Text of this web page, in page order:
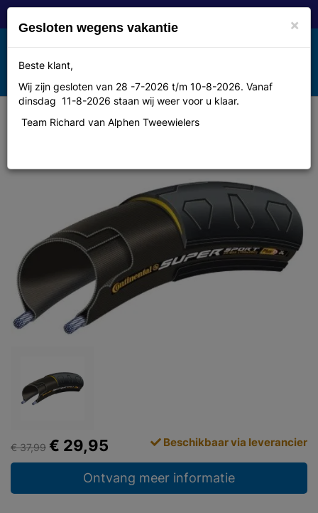
Toggle
navigation
MENU
Continental btb Super Sport Plus
€ 37,99 € 29,95 Beschikbaar via leverancier
Ontvang meer informatie
×
Gesloten wegens vakantie
Beste klant,
Wij zijn gesloten van 28 -7-2026 t/m 10-8-2026. Vanaf
dinsdag 11-8-2026 staan wij weer voor u klaar.
Team Richard van Alphen Tweewielers